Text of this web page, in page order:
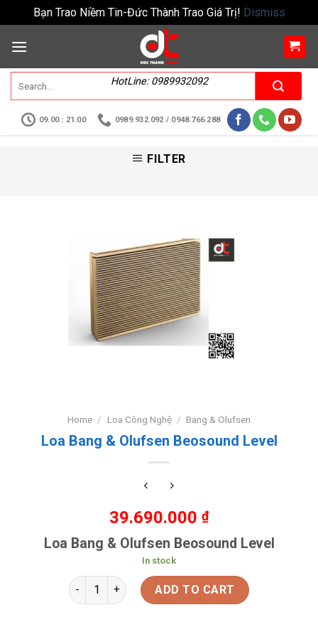
Bạn Trao Niềm Tin-Đức Thành Trao Giá Trị! Dismiss
HotLine: 0989932092
09.00 : 21.00 0989.932.092 / 0948.766.288
FILTER
Home / Loa Công Nghệ / Bang & Olufsen
Loa Bang & Olufsen Beosound Level
39.690.000 ₫
Loa Bang & Olufsen Beosound Level
In stock
ADD TO CART